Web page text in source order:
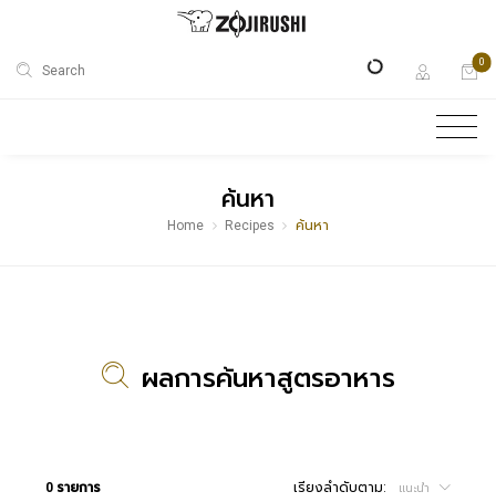
Search
0
ค้นหา
Home Recipes ค้นหา
ผลการค้นหาสูตรอาหาร
0 รายการ เรียงลำดับตาม: แนะนำ